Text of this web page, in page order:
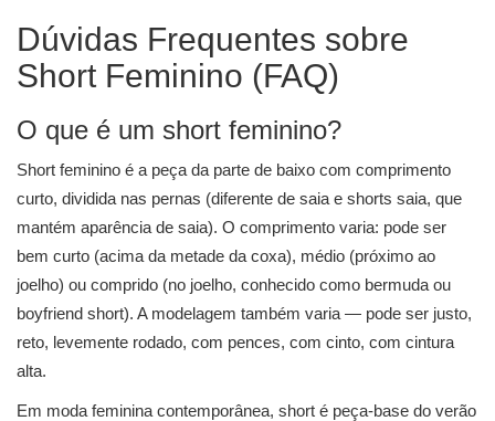
Dúvidas Frequentes sobre
Short Feminino (FAQ)
O que é um short feminino?
Short feminino é a peça da parte de baixo com comprimento
curto, dividida nas pernas (diferente de saia e shorts saia, que
mantém aparência de saia). O comprimento varia: pode ser
bem curto (acima da metade da coxa), médio (próximo ao
joelho) ou comprido (no joelho, conhecido como bermuda ou
boyfriend short). A modelagem também varia — pode ser justo,
reto, levemente rodado, com pences, com cinto, com cintura
alta.
Em moda feminina contemporânea, short é peça-base do verão